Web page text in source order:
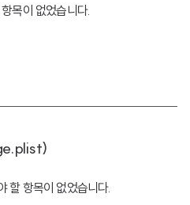
목이 없었습니다.
할 항목이 없었습니다.